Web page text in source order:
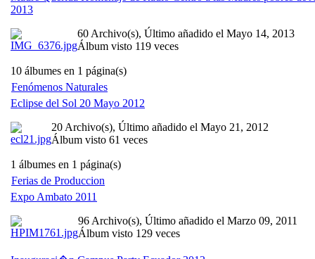
2013
60 Archivo(s), Último añadido el Mayo 14, 2013
Álbum visto 119 veces
10 álbumes en 1 página(s)
Fenómenos Naturales
Eclipse del Sol 20 Mayo 2012
20 Archivo(s), Último añadido el Mayo 21, 2012
Álbum visto 61 veces
1 álbumes en 1 página(s)
Ferias de Produccion
Expo Ambato 2011
96 Archivo(s), Último añadido el Marzo 09, 2011
Álbum visto 129 veces